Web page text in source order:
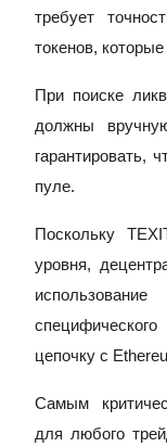
Узнайте, как
Силовая
требует
токенов,
При поиске
должны
гарантировать,
пуле.
Поскольку
уровня,
цепочку с
Самым
для любого